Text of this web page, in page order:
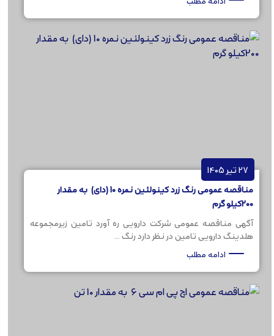
27 تیر 1405
مناقصه عمومی رنگ زرد کینولئین نمره 10 (دای) به مقدار
200کیلو گرم
آگهی مناقصه عمومی شرکت دارویی ره آورد تامین زیرمجموعه
هلدینگ دارویی تامین در نظر دارد رنگ ...
ادامه مطلب